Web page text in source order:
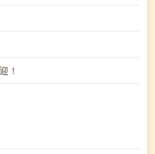
！